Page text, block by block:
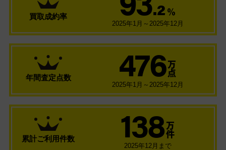
買取成約率 .2 ％
2025年1月～2025年12月
年間査定点数 476 万
点
2025年1月～2025年12月
累計ご利用件数 138 万
件
2025年12月まで